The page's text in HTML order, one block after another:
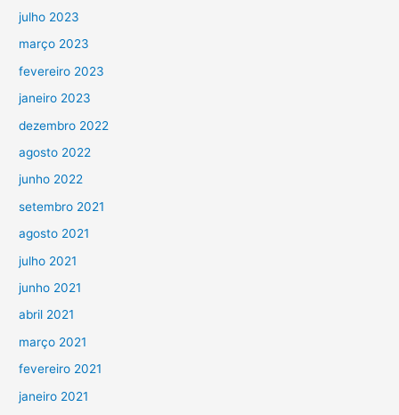
julho 2023
março 2023
fevereiro 2023
janeiro 2023
dezembro 2022
agosto 2022
junho 2022
setembro 2021
agosto 2021
julho 2021
junho 2021
abril 2021
março 2021
fevereiro 2021
janeiro 2021